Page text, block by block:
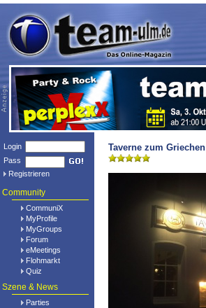
Login
Pass
Registrieren
Community
CommuniX
MyProfile
MyGroups
Forum
eMeetings
Flohmarkt
Quiz
Szene & News
Parties
Taverne zum Griechen